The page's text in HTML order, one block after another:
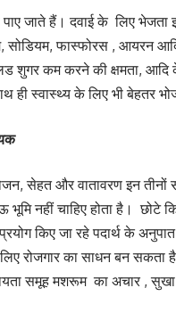
जाते हैं। दवाई के लिए भेजता
सोडियम, फास्फोरस , आयरन
शुगर कम करने की क्षमता,
स्वास्थ्य के लिए भी बेहतर
सेहत और वातावरण इन
नहीं चाहिए होता है। छोटे
किए जा रहे पदार्थ के अनुपात
रोजगार का साधन बन सकता
समूह मशरूम का अचार ,